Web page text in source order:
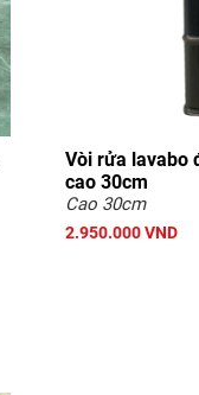
Vòi rửa lavabo
cao 30cm
Cao 30cm
2.950.000 VND